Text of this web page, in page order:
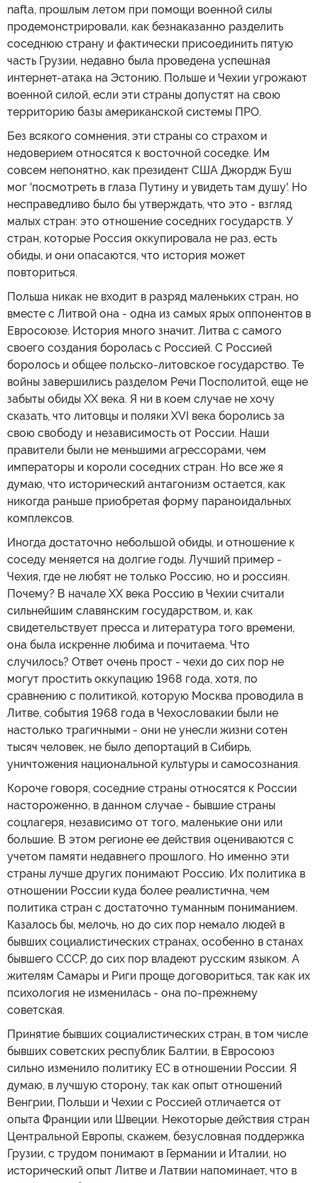
nafta, прошлым летом при помощи военной силы
продемонстрировали, как безнаказанно разделить
соседнюю страну и фактически присоединить пятую
часть Грузии, недавно была проведена успешная
интернет-атака на Эстонию. Польше и Чехии угрожают
военной силой, если эти страны допустят на свою
территорию базы американской системы ПРО.
Без всякого сомнения, эти страны со страхом и
недоверием относятся к восточной соседке. Им
совсем непонятно, как президент США Джордж Буш
мог 'посмотреть в глаза Путину и увидеть там душу'. Но
несправедливо было бы утверждать, что это - взгляд
малых стран: это отношение соседних государств. У
стран, которые Россия оккупировала не раз, есть
обиды, и они опасаются, что история может
повториться.
Польша никак не входит в разряд маленьких стран, но
вместе с Литвой она - одна из самых ярых оппонентов в
Евросоюзе. История много значит. Литва с самого
своего создания боролась с Россией. С Россией
боролось и общее польско-литовское государство. Те
войны завершились разделом Речи Посполитой, еще не
забыты обиды ХХ века. Я ни в коем случае не хочу
сказать, что литовцы и поляки XVI века боролись за
свою свободу и независимость от России. Наши
правители были не меньшими агрессорами, чем
императоры и короли соседних стран. Но все же я
думаю, что исторический антагонизм остается, как
никогда раньше приобретая форму параноидальных
комплексов.
Иногда достаточно небольшой обиды, и отношение к
соседу меняется на долгие годы. Лучший пример -
Чехия, где не любят не только Россию, но и россиян.
Почему? В начале ХХ века Россию в Чехии считали
сильнейшим славянским государством, и, как
свидетельствует пресса и литература того времени,
она была искренне любима и почитаема. Что
случилось? Ответ очень прост - чехи до сих пор не
могут простить оккупацию 1968 года, хотя, по
сравнению с политикой, которую Москва проводила в
Литве, события 1968 года в Чехословакии были не
настолько трагичными - они не унесли жизни сотен
тысяч человек, не было депортаций в Сибирь,
уничтожения национальной культуры и самосознания.
Короче говоря, соседние страны относятся к России
настороженно, в данном случае - бывшие страны
соцлагеря, независимо от того, маленькие они или
большие. В этом регионе ее действия оцениваются с
учетом памяти недавнего прошлого. Но именно эти
страны лучше других понимают Россию. Их политика в
отношении России куда более реалистична, чем
политика стран с достаточно туманным пониманием.
Казалось бы, мелочь, но до сих пор немало людей в
бывших социалистических странах, особенно в станах
бывшего СССР, до сих пор владеют русским языком. А
жителям Самары и Риги проще договориться, так как их
психология не изменилась - она по-прежнему
советская.
Принятие бывших социалистических стран, в том числе
бывших советских республик Балтии, в Евросоюз
сильно изменило политику ЕС в отношении России. Я
думаю, в лучшую сторону, так как опыт отношений
Венгрии, Польши и Чехии с Россией отличается от
опыта Франции или Швеции. Некоторые действия стран
Центральной Европы, скажем, безусловная поддержка
Грузии, с трудом понимают в Германии и Италии, но
исторический опыт Литве и Латвии напоминает, что в